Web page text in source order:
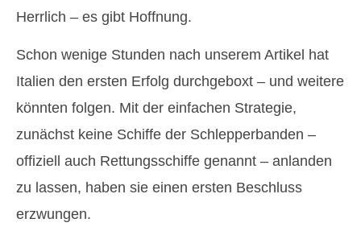
Herrlich – es gibt Hoffnung.
Schon wenige Stunden nach unserem Artikel hat
Italien den ersten Erfolg durchgeboxt – und weitere
könnten folgen. Mit der einfachen Strategie,
zunächst keine Schiffe der Schlepperbanden –
offiziell auch Rettungsschiffe genannt – anlanden
zu lassen, haben sie einen ersten Beschluss
erzwungen.